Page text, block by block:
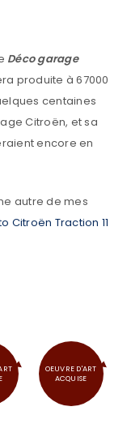
Déco garage
produite à 67000
centaines
Citroën, et sa
encore en
autre de mes
Citroën Traction 11
OEUVRE D'ART
ACQUISE